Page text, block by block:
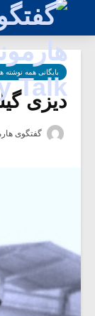
بایگانی همه نوشته
دیزی
گفتگوی